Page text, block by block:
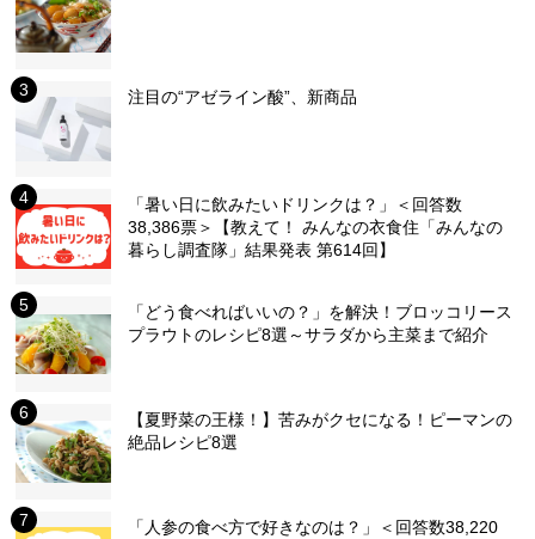
注目の“アゼライン酸”、新商品
「暑い日に飲みたいドリンクは？」＜回答数
38,386票＞【教えて！ みんなの衣食住「みんなの
暮らし調査隊」結果発表 第614回】
「どう食べればいいの？」を解決！ブロッコリース
プラウトのレシピ8選～サラダから主菜まで紹介
【夏野菜の王様！】苦みがクセになる！ピーマンの
絶品レシピ8選
「人参の食べ方で好きなのは？」＜回答数38,220